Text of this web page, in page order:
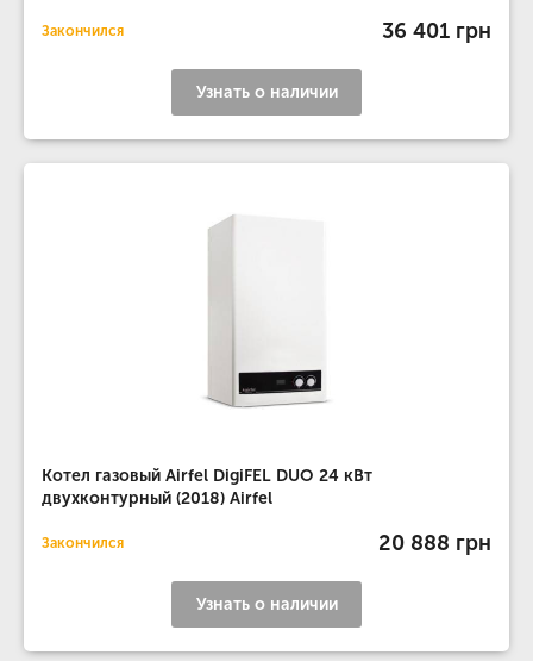
Закончился 36 401 грн
Узнать о наличии
Котел газовый Airfel DigiFEL DUO 24 кВт
двухконтурный (2018) Airfel
Закончился 20 888 грн
Узнать о наличии